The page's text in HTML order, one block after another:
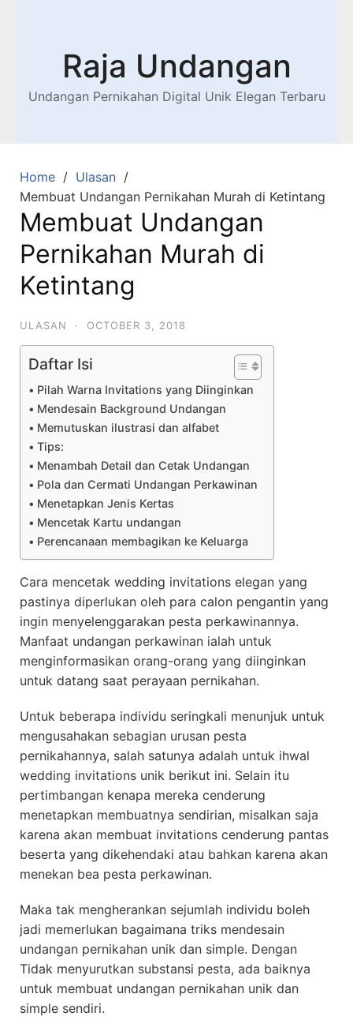
Raja Undangan
Undangan Pernikahan Digital Unik Elegan Terbaru
Home
Ulasan
Membuat Undangan Pernikahan Murah di Ketintang
Membuat Undangan
Pernikahan Murah di
Ketintang
ULASAN · OCTOBER 3, 2018
Daftar Isi
Pilah Warna Invitations yang Diinginkan
Mendesain Background Undangan
Memutuskan ilustrasi dan alfabet
Tips:
Menambah Detail dan Cetak Undangan
Pola dan Cermati Undangan Perkawinan
Menetapkan Jenis Kertas
Mencetak Kartu undangan
Perencanaan membagikan ke Keluarga
Cara mencetak wedding invitations elegan yang
pastinya diperlukan oleh para calon pengantin yang
ingin menyelenggarakan pesta perkawinannya.
Manfaat undangan perkawinan ialah untuk
menginformasikan orang-orang yang diinginkan
untuk datang saat perayaan pernikahan.
Untuk beberapa individu seringkali menunjuk untuk
mengusahakan sebagian urusan pesta
pernikahannya, salah satunya adalah untuk ihwal
wedding invitations unik berikut ini. Selain itu
pertimbangan kenapa mereka cenderung
menetapkan membuatnya sendirian, misalkan saja
karena akan membuat invitations cenderung pantas
beserta yang dikehendaki atau bahkan karena akan
menekan bea pesta perkawinan.
Maka tak mengherankan sejumlah individu boleh
jadi memerlukan bagaimana triks mendesain
undangan pernikahan unik dan simple. Dengan
Tidak menyurutkan substansi pesta, ada baiknya
untuk membuat undangan pernikahan unik dan
simple sendiri.